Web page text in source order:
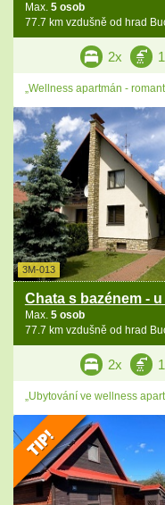
Max. 5 osob
77.7 km vzdušně od hrad
2x
„Wellness apartmán -
3M-013
Chata s bazénem -
Max. 5 osob
77.7 km vzdušně od hrad
2x
„Ubytování ve wellness